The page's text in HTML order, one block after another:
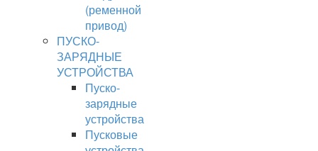
(ременной
привод)
ПУСКО-
ЗАРЯДНЫЕ
УСТРОЙСТВА
Пуско-
зарядные
устройства
Пусковые